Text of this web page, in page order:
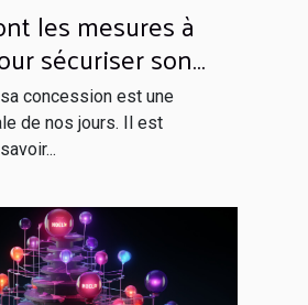
les mesures à
sécuriser son
concession est une
de nos jours. Il est